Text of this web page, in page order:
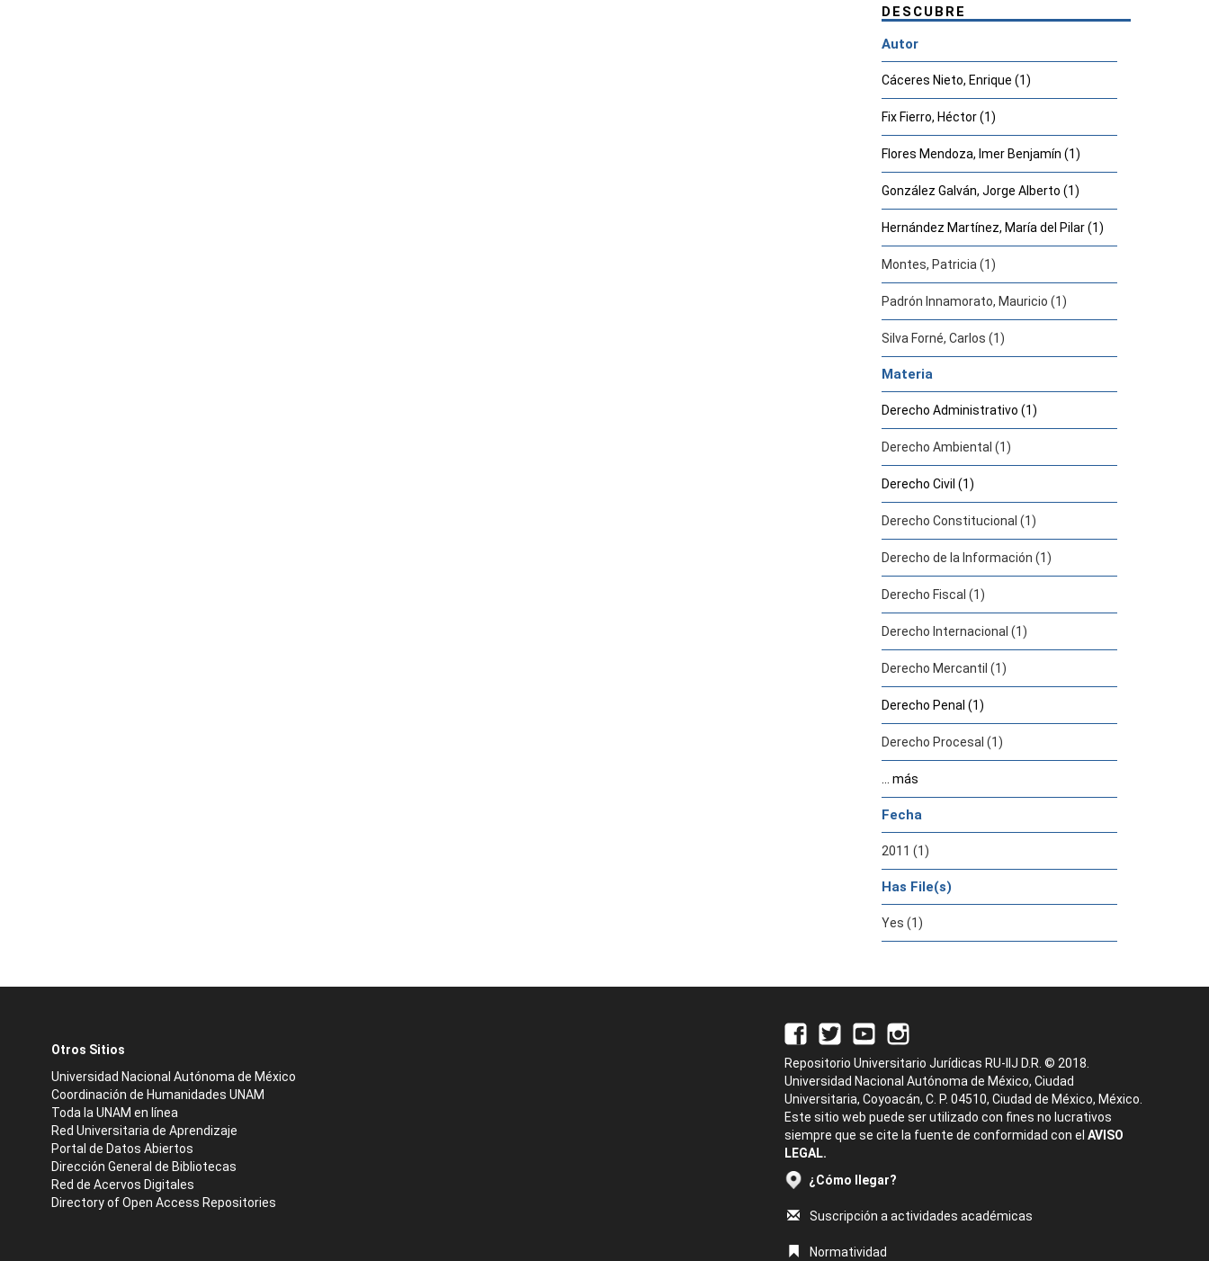
DESCUBRE
Autor
Cáceres Nieto, Enrique (1)
Fix Fierro, Héctor (1)
Flores Mendoza, Imer Benjamín (1)
González Galván, Jorge Alberto (1)
Hernández Martínez, María del Pilar (1)
Montes, Patricia (1)
Padrón Innamorato, Mauricio (1)
Silva Forné, Carlos (1)
Materia
Derecho Administrativo (1)
Derecho Ambiental (1)
Derecho Civil (1)
Derecho Constitucional (1)
Derecho de la Información (1)
Derecho Fiscal (1)
Derecho Internacional (1)
Derecho Mercantil (1)
Derecho Penal (1)
Derecho Procesal (1)
... más
Fecha
2011 (1)
Has File(s)
Yes (1)
Otros Sitios
Universidad Nacional Autónoma de México
Coordinación de Humanidades UNAM
Toda la UNAM en línea
Red Universitaria de Aprendizaje
Portal de Datos Abiertos
Dirección General de Bibliotecas
Red de Acervos Digitales
Directory of Open Access Repositories
Repositorio Universitario Jurídicas RU-IIJ D.R. © 2018.
Universidad Nacional Autónoma de México, Ciudad
Universitaria, Coyoacán, C. P. 04510, Ciudad de México, México.
Este sitio web puede ser utilizado con fines no lucrativos
siempre que se cite la fuente de conformidad con el AVISO
LEGAL.
¿Cómo llegar?
Suscripción a actividades académicas
Normatividad